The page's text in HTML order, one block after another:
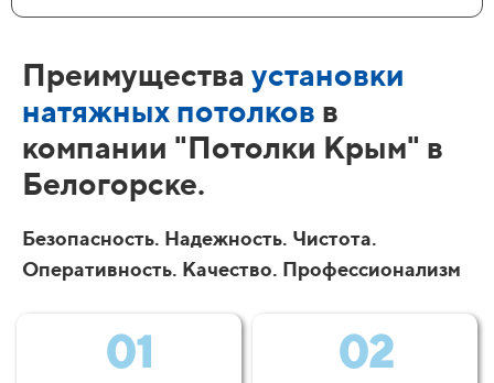
Преимущества установки
натяжных потолков в
компании "Потолки Крым" в
Белогорске.
Безопасность. Надежность. Чистота.
Оперативность. Качество. Профессионализм
01 02